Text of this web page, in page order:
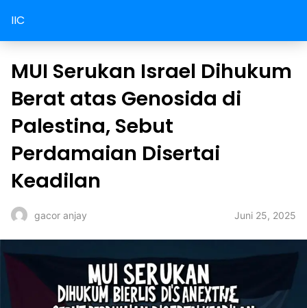
IIC
MUI Serukan Israel Dihukum
Berat atas Genosida di
Palestina, Sebut
Perdamaian Disertai
Keadilan
gacor anjay Juni 25, 2025